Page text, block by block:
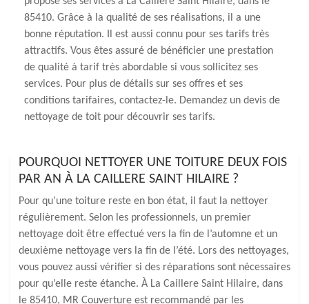
85410. Grâce à la qualité de ses réalisations, il a une
bonne réputation. Il est aussi connu pour ses tarifs très
attractifs. Vous êtes assuré de bénéficier une prestation
de qualité à tarif très abordable si vous sollicitez ses
services. Pour plus de détails sur ses offres et ses
conditions tarifaires, contactez-le. Demandez un devis de
nettoyage de toit pour découvrir ses tarifs.
POURQUOI NETTOYER UNE TOITURE DEUX FOIS
PAR AN À LA CAILLERE SAINT HILAIRE ?
Pour qu’une toiture reste en bon état, il faut la nettoyer
régulièrement. Selon les professionnels, un premier
nettoyage doit être effectué vers la fin de l’automne et un
deuxième nettoyage vers la fin de l’été. Lors des nettoyages,
vous pouvez aussi vérifier si des réparations sont nécessaires
pour qu’elle reste étanche. À La Caillere Saint Hilaire, dans
le 85410, MR Couverture est recommandé par les